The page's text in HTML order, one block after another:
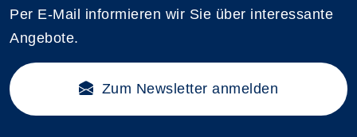
Per E-Mail informieren wir Sie über interessante
Angebote.
Zum Newsletter anmelden